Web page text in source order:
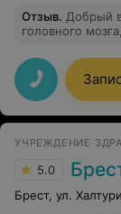
Отзыв. Добрый
головного
большое!!!
УЧРЕЖДЕНИЕ
5.0
Брест, ул.